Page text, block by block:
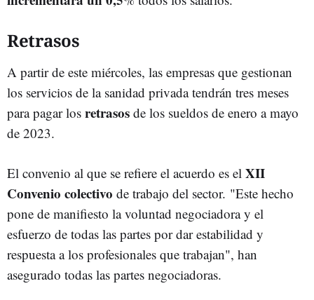
Retrasos
A partir de este miércoles, las empresas que gestionan
los servicios de la sanidad privada tendrán tres meses
para pagar los retrasos de los sueldos de enero a mayo
de 2023.
El convenio al que se refiere el acuerdo es el XII
Convenio colectivo de trabajo del sector. "Este hecho
pone de manifiesto la voluntad negociadora y el
esfuerzo de todas las partes por dar estabilidad y
respuesta a los profesionales que trabajan", han
asegurado todas las partes negociadoras.